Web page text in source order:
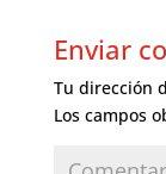
Enviar
Tu dirección
Los campos